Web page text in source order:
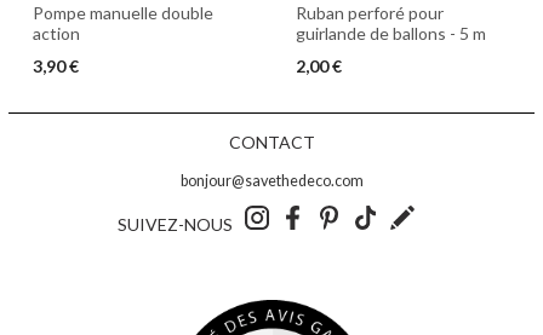
Pompe manuelle double
action
3,90 €
Ruban perforé pour
guirlande de ballons - 5 m
2,00 €
CONTACT
bonjour@savethedeco.com
SUIVEZ-NOUS